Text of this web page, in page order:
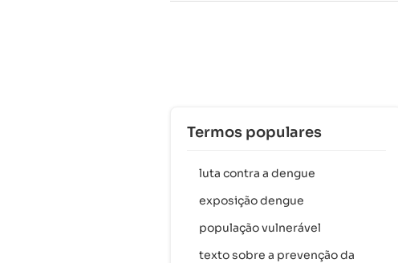
Termos populares
luta contra a dengue
exposição dengue
população vulnerável
texto sobre a prevenção da